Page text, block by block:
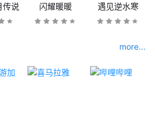
传说 闪耀暖暖 遇见逆水寒
more...